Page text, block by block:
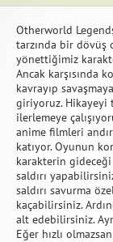
Otherworld
tarzında bir dövüş
yönettiğimiz
Ancak karşısında
kavrayıp
giriyoruz. Hikayeyi
ilerlemeye
anime filmleri
katıyor. Oyunun
karakterin
saldırı
saldırı savurma
kaçabilirsiniz.
alt edebilirsiniz.
Eğer hızlı